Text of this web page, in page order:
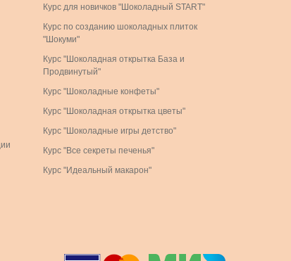
Курс для новичков "Шоколадный START"
Курс по созданию шоколадных плиток
"Шокуми"
Курс "Шоколадная открытка База и
Продвинутый"
Курс "Шоколадные конфеты"
Курс "Шоколадная открытка цветы"
Курс "Шоколадные игры детство"
Курс "Все секреты печенья"
Курс "Идеальный макарон"